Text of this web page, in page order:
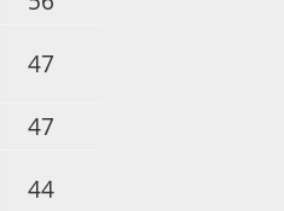
47
47
44